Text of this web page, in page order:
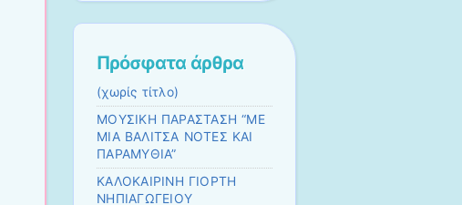
Πρόσφατα άρθρα
(χωρίς τίτλο)
ΜΟΥΣΙΚΗ ΠΑΡΑΣΤΑΣΗ “ΜΕ
ΜΙΑ ΒΑΛΙΤΣΑ ΝΟΤΕΣ ΚΑΙ
ΠΑΡΑΜΥΘΙΑ”
ΚΑΛΟΚΑΙΡΙΝΗ ΓΙΟΡΤΗ
ΝΗΠΙΑΓΩΓΕΙΟΥ